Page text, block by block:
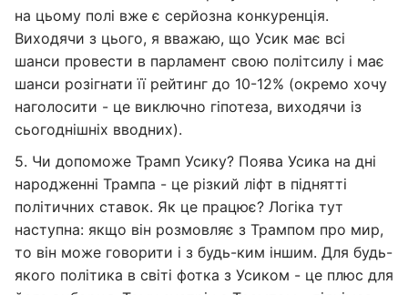
на цьому полі вже є серйозна конкуренція.
Виходячи з цього, я вважаю, що Усик має всі
шанси провести в парламент свою політсилу і має
шанси розігнати її рейтинг до 10-12% (окремо хочу
наголосити - це виключно гіпотеза, виходячи із
сьогоднішніх вводних).
5. Чи допоможе Трамп Усику? Поява Усика на дні
народженні Трампа - це різкий ліфт в піднятті
політичних ставок. Як це працює? Логіка тут
наступна: якщо він розмовляє з Трампом про мир,
то він може говорити і з будь-ким іншим. Для будь-
якого політика в світі фотка з Усиком - це плюс для